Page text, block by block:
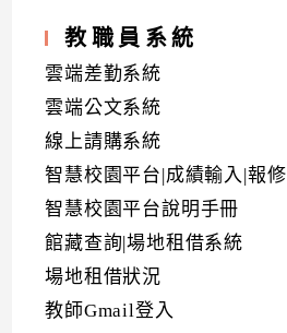
教職員系統
雲端差勤系統
雲端公文系統
線上請購系統
智慧校園平台|成績輸入|報修
智慧校園平台說明手冊
館藏查詢|場地租借系統
場地租借狀況
教師Gmail登入